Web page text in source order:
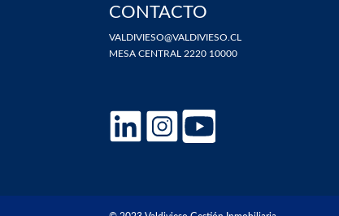
CONTACTO
VALDIVIESO@VALDIVIESO.CL
MESA CENTRAL 2220 10000